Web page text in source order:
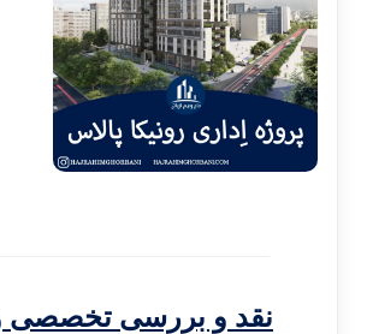
نقد و بررسی تخصصی